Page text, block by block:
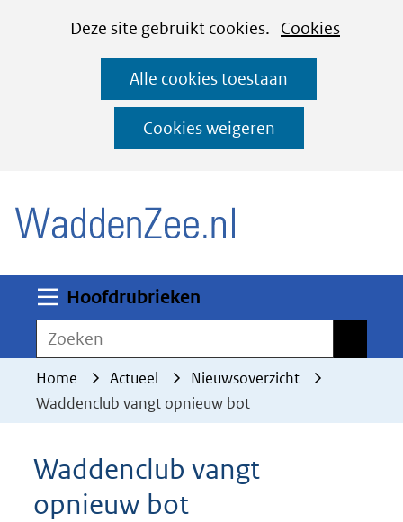
CookiesDeze site gebruikt cookies. Cookies
deze
worden
toegestaan
geweigerd.
Alle cookies toestaan
Cookies weigeren
Ga
naar
de
inhoud
Hoofdrubrieken
Zoeken
Home Actueel
Nieuwsoverzicht
Waddenclub vangt opnieuw bot
Waddenclub vangt
opnieuw bot